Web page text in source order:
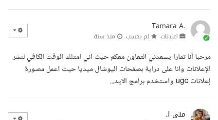
Tamara A.
اعلانات لم يحسب منذ سنة
مرحبا أنا تمارا يسعدني التعاون معكم حيث اني امتلك الوقت الكافي لنشر
الإعلانات وانا على دراية بصفحات اليوشال ميديا حيث اعمل مصورة
إعلانات ugc واستخدم برامج الايد...
منى ا.